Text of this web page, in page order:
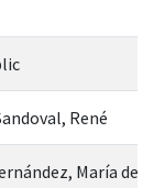
René
María del